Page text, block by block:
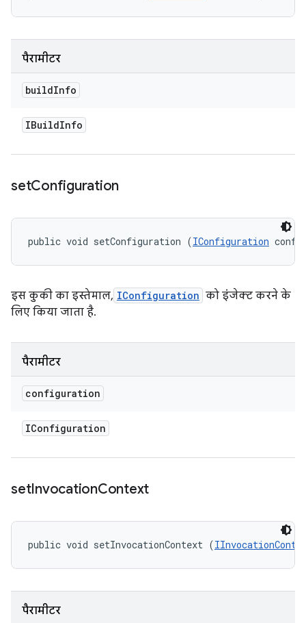
पैरामीटर
buildInfo
IBuildInfo
setConfiguration
public void setConfiguration (IConfiguration
इस कुकी का इस्तेमाल, IConfiguration को इंजेक्ट करने के
लिए किया जाता है.
पैरामीटर
configuration
IConfiguration
setInvocationContext
public void setInvocationContext (
पैरामीटर